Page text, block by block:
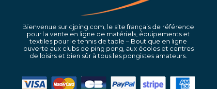
Bienvenue sur cjping.com, le site français de référence
pour la vente en ligne de matériels, équipements et
textiles pour le tennis de table – Boutique en ligne
ouverte aux clubs de ping pong, aux écoles et centres
de loisirs et bien sûr à tous les pongistes amateurs.